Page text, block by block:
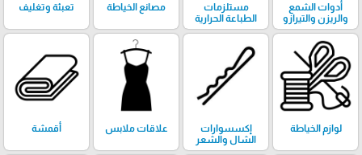
أدوات الشمع
والريزن والتيرازو
مستلزمات
الطباعة الحرارية
مصانع الخياطة تعبئة وتغليف
لوازم الخياطة
إكسسوارات
الشال والشعر
علاقات ملابس أقمشة